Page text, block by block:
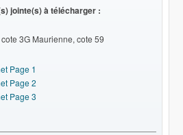
jointe(s) à télécharger :
3G Maurienne, cote 59
Page 1
Page 2
Page 3